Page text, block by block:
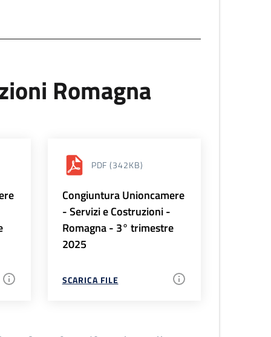
Romagna
PDF (342KB)
Congiuntura Unioncamere
- Servizi e Costruzioni -
Romagna - 3° trimestre
2025
SCARICA FILE